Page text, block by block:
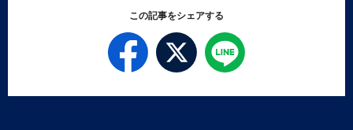
この記事をシェアする